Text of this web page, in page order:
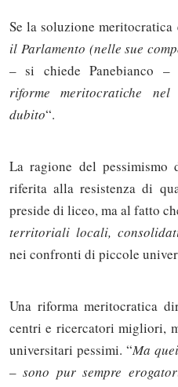
Se la soluzione
il Parlamento (nelle sue
– si chiede Panebianco
riforme meritocratiche nel
dubito“.
La ragione del pessimismo
riferita alla resistenza di
preside di liceo, ma al fatto
territoriali locali,
nei confronti di piccole
Una riforma meritocratica
centri e ricercatori migliori,
universitari pessimi. “Ma
–sono pur sempre